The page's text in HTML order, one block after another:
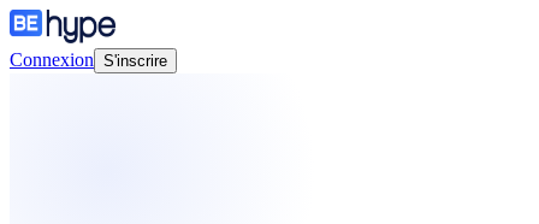
Connexion S'inscrire